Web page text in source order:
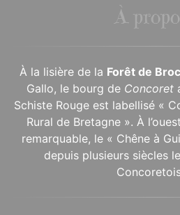
À
À la lisière de la Forêt de
Gallo, le bourg de Concoret
Schiste Rouge est labellisé «
Rural de Bretagne ». À
remarquable, le « Chêne à
depuis plusieurs siècles